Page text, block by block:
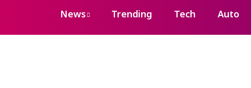
News Trending Tech Auto